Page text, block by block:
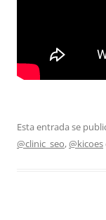
Esta entrada se
@clinic_seo,@kicoes